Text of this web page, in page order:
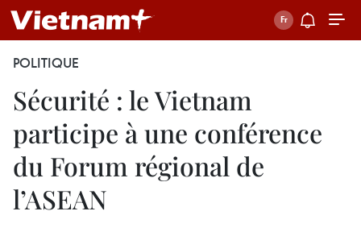
POLITIQUE
Sécurité : le Vietnam
participe à une conférence
du Forum régional de
l’ASEAN